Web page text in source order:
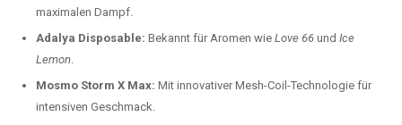
maximalen Dampf.
Adalya Disposable: Bekannt für Aromen wie Love 66 und Ice
Lemon.
Mosmo Storm X Max: Mit innovativer Mesh-Coil-Technologie für
intensiven Geschmack.